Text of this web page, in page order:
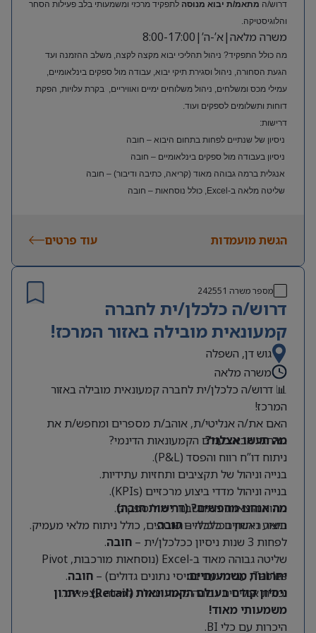
דרוש/ה מתאמ/ת יבוא מנוסה לתפקיד מרכזי ומשמעותי בלב פעילות הסחר
והלוגיסטיקה.
משרה מלאה|א’-ה’|8:00-17:00
מה כולל התפקיד? ניהול תהליכי יבוא מקצה לקצה, משלב ההזמנה ועד
הגעת הסחורה, ניהול וסגירת תיקי יבוא, עבודה מול ספקים בינלאומיים,
עמילי מכס ומשלחים, ניהול משלוחים ימיים ואוויריים, בקרת עלויות, הפקת
דוחות ותשלומים לספקים ועוד.
דרישות:
ניסיון של שנתיים לפחות בתחום היבוא – חובה
ניסיון בעבודה מול ספקים בינלאומיים – חובה
אנגלית ברמה גבוהה מאוד (קריאה, כתיבה ודיבור) – חובה
שליטה מלאה ב-Excel, כולל נוסחאות – חובה
הגשת מועמדות עוד פרטים
מספר משרה 242551
דרוש/ה כלכלן/ית לחברה
קמעונאית מובילה באזור המרכז!
גוש דן, השפלה
משרה מלאה
📊 דרוש/ה כלכלן/ית לחברה קמעונאית מובילה באזור
המרכז!
האם את/ה אנליטי/ת, אוהב/ת מספרים ומחפש/ת את
האתגר הבא בעולם הקמעונאות הדינמי?
מה תעשו אצלנו?
ניתוח דו”ח רווח והפסד (P&L).
בנייה וניהול של תקציבים ותחזיות עתידיות.
בנייה וניהול מדדי ביצוע מרכזיים (KPIs).
ניתוח הוצאות והתחשבנות מול ספקים.
ביצוע ניתוחים כלכליים שוטפים, כולל ניתוח מלאי מעמיק.
מה אנחנו מחפשים? (דרישות חובה)
תואר ראשון בכלכלה –חובה.
לפחות 3 שנות ניסיון ככלכלן/ית –
חובה.
שליטה גבוהה מאוד ב-Excel (נוסחאות מורכבות, Pivot
Tables, עבודה עם בסיסי נתונים גדולים) –
חובה.
יכולת אנליטית גבוהה מאוד ויכולת למידה עצמאית.
יתרונות משמעותיים:
ניסיון קודם בעולם הקמעונאות (Retail) – יתרון
משמעותי מאוד!
היכרות עם כלי BI.